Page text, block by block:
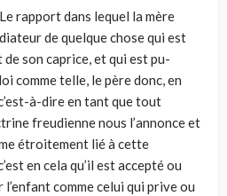
rapport dans lequel la mère
de quel­que chose qui est
de son caprice, et qui est pu­
comme telle, le père donc, en
à-dire en tant que tout
freu­dienne nous l’annonce et
étroitement lié à cette
en cela qu’il est accepté ou
l’enfant comme celui qui prive ou